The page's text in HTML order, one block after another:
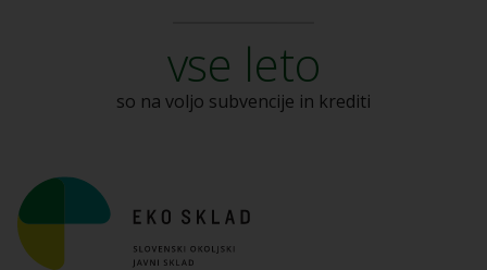
vse leto
so na voljo subvencije in krediti